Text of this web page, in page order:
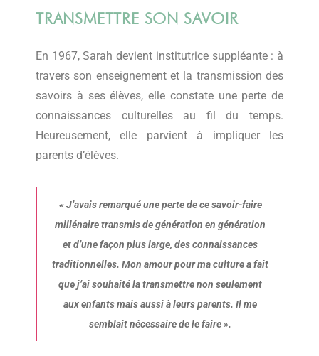
TRANSMETTRE SON SAVOIR
En 1967, Sarah devient institutrice suppléante : à
travers son enseignement et la transmission des
savoirs à ses élèves, elle constate une perte de
connaissances culturelles au fil du temps.
Heureusement, elle parvient à impliquer les
parents d’élèves.
« J’avais remarqué une perte de ce savoir-faire
millénaire transmis de génération en génération
et d’une façon plus large, des connaissances
traditionnelles. Mon amour pour ma culture a fait
que j’ai souhaité la transmettre non seulement
aux enfants mais aussi à leurs parents. Il me
semblait nécessaire de le faire ».